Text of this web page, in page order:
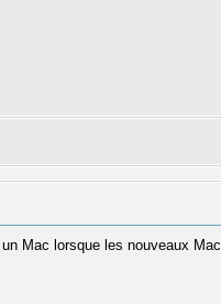
Mac lorsque les nouveaux